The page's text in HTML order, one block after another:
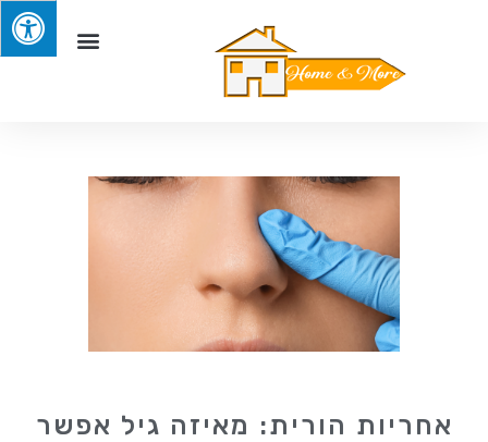
אחריות הורית: מאיזה גיל אפשר